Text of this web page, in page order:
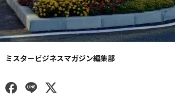
ミスタービジネスマガジン編集部
Facebook
Line Twitter